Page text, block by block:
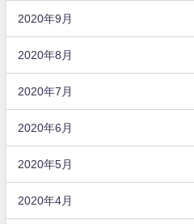
2020年9月
2020年8月
2020年7月
2020年6月
2020年5月
2020年4月